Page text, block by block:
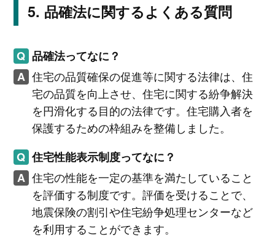
品確法に関するよくある質問
品確法ってなに？
住宅の品質確保の促進等に関する法律は、住
宅の品質を向上させ、住宅に関する紛争解決
を円滑化する目的の法律です。住宅購入者を
保護するための枠組みを整備しました。
住宅性能表示制度ってなに？
住宅の性能を一定の基準を満たしていること
を評価する制度です。評価を受けることで、
地震保険の割引や住宅紛争処理センターなど
を利用することができます。